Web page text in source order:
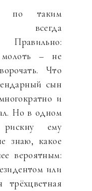
по таким
всегда
Правильно:
– не
Что
сын
и
Но в одном
ему
знаю, какое
вероятным:
или
трёхцветная